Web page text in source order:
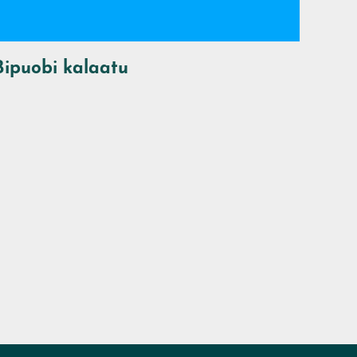
vidéo
kalaatu